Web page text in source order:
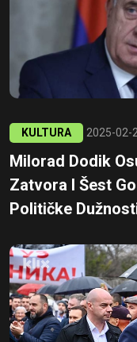
KULTURA 2025-02-
Milorad Dodik
Zatvora I Šest
Političke